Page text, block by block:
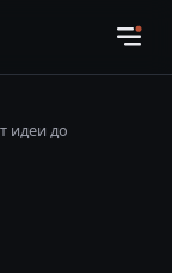
идеи до